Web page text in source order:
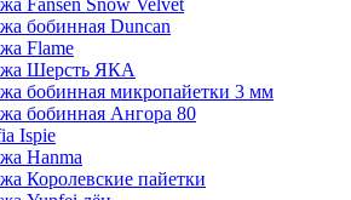
Fansen Snow Velvet
бобинная Duncan
Flame
Шерсть ЯКА
бобинная микропайетки 3 мм
бобинная Ангора 80
Ispie
Hanma
Королевские пайетки